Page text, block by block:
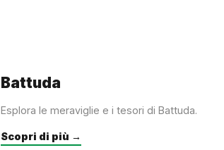
Battuda
Esplora le meraviglie e i tesori di Battuda.
Scopri di più →